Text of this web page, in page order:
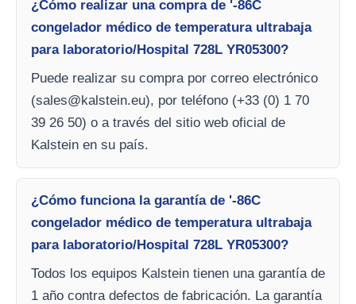
¿Cómo realizar una compra de '-86C
congelador médico de temperatura ultrabaja
para laboratorio/Hospital 728L YR05300?
Puede realizar su compra por correo electrónico
(sales@kalstein.eu), por teléfono (+33 (0) 1 70
39 26 50) o a través del sitio web oficial de
Kalstein en su país.
¿Cómo funciona la garantía de '-86C
congelador médico de temperatura ultrabaja
para laboratorio/Hospital 728L YR05300?
Todos los equipos Kalstein tienen una garantía de
1 año contra defectos de fabricación. La garantía